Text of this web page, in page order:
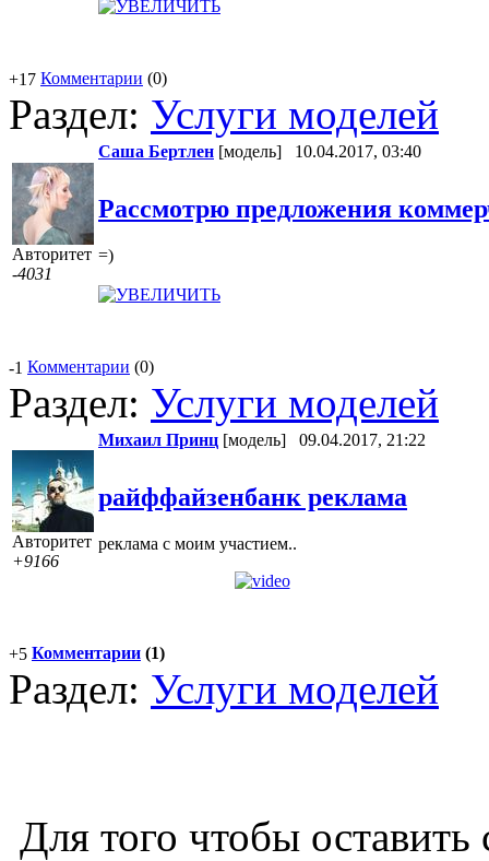
+17 Комментарии (0)
Раздел: Услуги моделей
Авторитет
-4031
Саша Бертлен [модель] 10.04.2017, 03:40
Рассмотрю предложения
=)
-1 Комментарии (0)
Раздел: Услуги моделей
Авторитет
+9166
Михаил Принц [модель] 09.04.2017, 21:22
райффайзенбанк реклама
реклама с моим участием..
+5 Комментарии (1)
Раздел: Услуги моделей
Для того чтобы